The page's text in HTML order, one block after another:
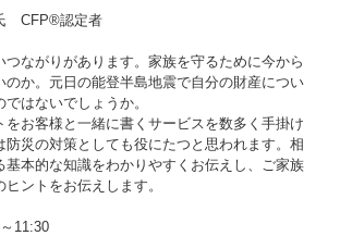
CFP®認定者
つながりがあります。家族を守るために今から
のか。元日の能登半島地震で自分の財産につい
はないでしょうか。
をお客様と一緒に書くサービスを数多く手掛け
防災の対策としても役にたつと思われます。相
基本的な知識をわかりやすくお伝えし、ご家族
ントをお伝えします。
11:30